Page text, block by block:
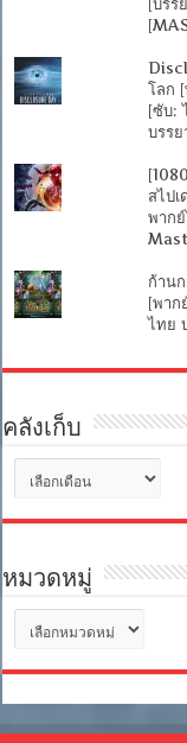
โลก
[ซับ:
บรร
สไป
พาก
ก้าน
[พาก
ไทย
คลังเก็บ
เก็บ
หมวดหมู่
หมู่